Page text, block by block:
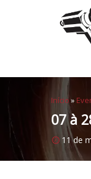
Pular para o
Uma
sobre
sétima
arte
Início »
07 à
11 de